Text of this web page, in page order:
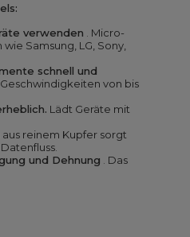
verwenden . Micro-
Samsung, LG, Sony,
schnell und
von bis
Lädt Geräte mit
aus reinem Kupfer sorgt
und Dehnung . Das